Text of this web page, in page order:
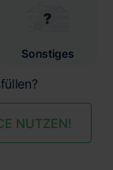
Sonstiges
NUTZEN!